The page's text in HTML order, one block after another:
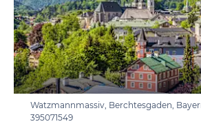
Watzmannmassiv, Berchtesgaden,
395071549